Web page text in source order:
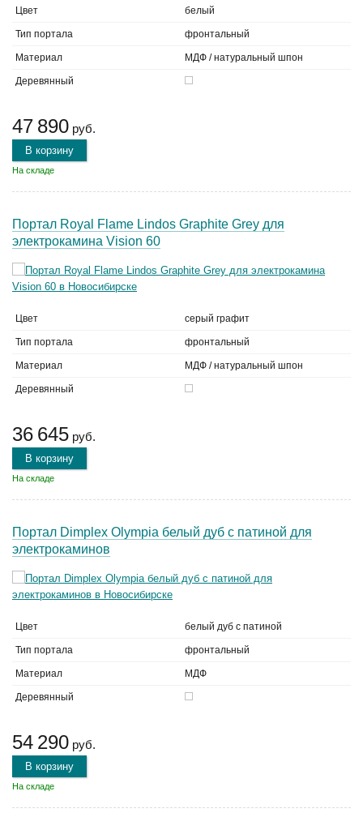
Цвет белый
Тип портала фронтальный
Материал МДФ / натуральный шпон
Деревянный
47 890 руб.
В корзину
На складе
Портал Royal Flame Lindos Graphite Grey для
электрокамина Vision 60
Цвет серый графит
Тип портала фронтальный
Материал МДФ / натуральный шпон
Деревянный
36 645 руб.
В корзину
На складе
Портал Dimplex Olympia белый дуб с патиной для
электрокаминов
Цвет белый дуб с патиной
Тип портала фронтальный
Материал МДФ
Деревянный
54 290 руб.
В корзину
На складе